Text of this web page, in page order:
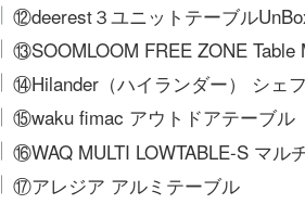
⑫deerest３ユニットテーブル
⑬SOOMLOOM FREE ZONE Table
⑭Hilander（ハイランダー） シェ
⑮waku fimac アウトドアテーブル
⑯WAQ MULTI LOWTABLE-S マル
⑰アレジア アルミテーブル